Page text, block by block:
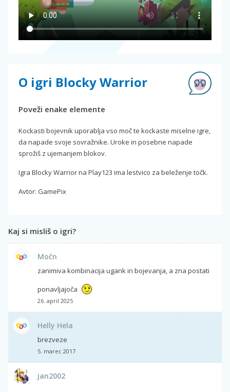
O igri Blocky Warrior
Poveži enake elemente
Kockasti bojevnik uporablja vso moč te kockaste miselne igre,
da napade svoje sovražnike. Uroke in posebne napade
sprožiš z ujemanjem blokov.
Igra Blocky Warrior na Play123 ima lestvico za beleženje točk.
Avtor: GamePix
Kaj si misliš o igri?
Močn
zanimiva kombinacija ugank in bojevanja, a zna postati
ponavljajoča
26. april 2025
Helly Hela
brezveze
5. marec 2017
jan2002